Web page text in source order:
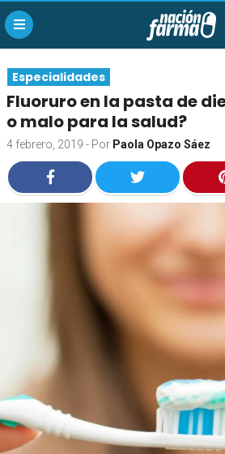
Especialidades
Fluoruro en la pasta de
o malo para la salud?
4 febrero, 2019 - Por Paola Opazo Sáez